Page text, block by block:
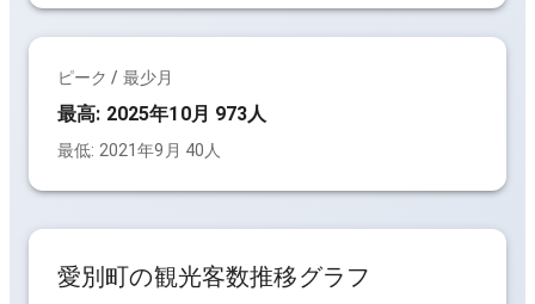
ピーク / 最少月
最高: 2025年10月 973人
最低: 2021年9月 40人
愛別町の観光客数推移グラフ